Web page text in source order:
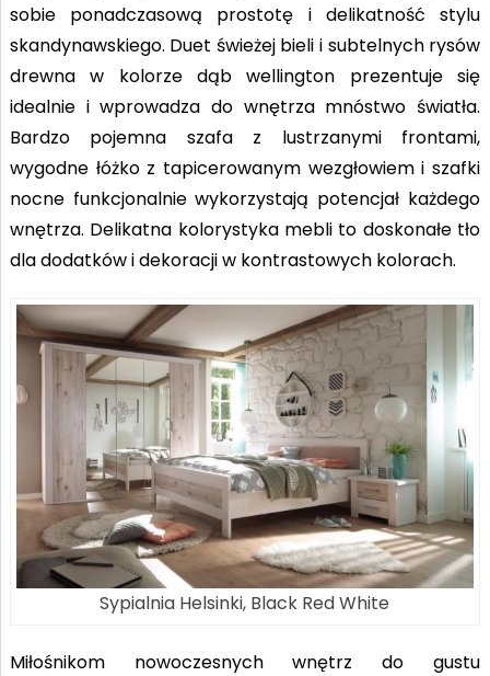
sobie ponadczasową prostotę i delikatność stylu
skandynawskiego. Duet świeżej bieli i subtelnych rysów
drewna w kolorze dąb wellington prezentuje się
idealnie i wprowadza do wnętrza mnóstwo światła.
Bardzo pojemna szafa z lustrzanymi frontami,
wygodne łóżko z tapicerowanym wezgłowiem i szafki
nocne funkcjonalnie wykorzystają potencjał każdego
wnętrza. Delikatna kolorystyka mebli to doskonałe tło
dla dodatków i dekoracji w kontrastowych kolorach.
Sypialnia Helsinki, Black Red White
Miłośnikom nowoczesnych wnętrz do gustu